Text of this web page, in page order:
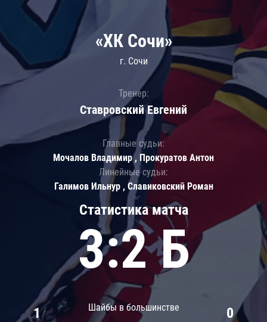
Статистика матча
3:2 Б
Шайбы в большинстве
1 0
«ХК Сочи»
г. Сочи
Тренер:
Ставровский Евгений
Главные судьи:
Мочалов Владимир , Прокуратов Антон
Линейные судьи:
Галимов Ильнур , Славиковский Роман